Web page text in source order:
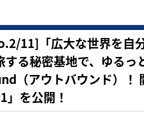
11]「広大な世界を自
する秘密基地で、ゆるっ
（アウトバウンド）！
」を公開！